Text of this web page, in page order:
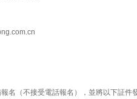
名（不接受電話報名），並將以下証件